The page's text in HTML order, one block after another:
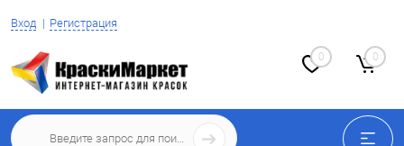
Вход Регистрация
0 0